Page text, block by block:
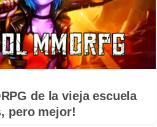
de la vieja escuela
pero mejor!